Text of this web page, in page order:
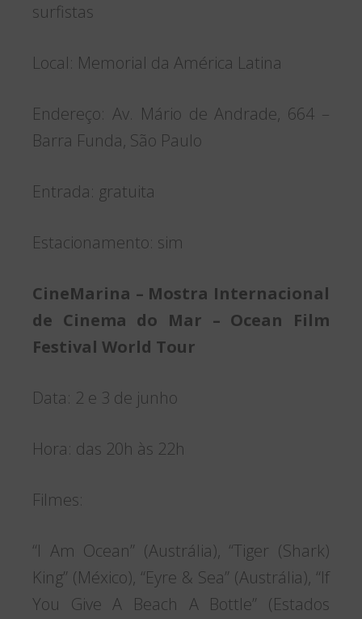
surfistas
Local: Memorial da América Latina
Endereço: Av. Mário de Andrade, 664 –
Barra Funda, São Paulo
Entrada: gratuita
Estacionamento: sim
CineMarina – Mostra Internacional
de Cinema do Mar – Ocean Film
Festival World Tour
Data: 2 e 3 de junho
Hora: das 20h às 22h
Filmes:
“I Am Ocean” (Austrália), “Tiger (Shark)
King” (México), “Eyre & Sea” (Austrália), “If
You Give A Beach A Bottle” (Estados